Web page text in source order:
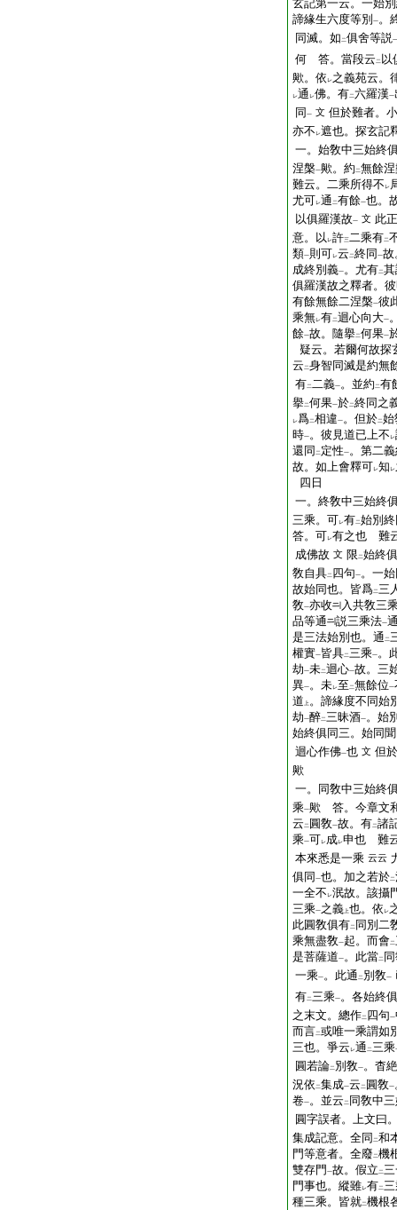
玄記第一云。一始
諦緣生六度等別 一。
同滅。如 二俱舍等説一
何 答。當段云 二 以
歟。依 レ之義苑云。
レ通 レ佛。有二六羅漢一
同 一 文 但於難者。
亦不 レ遮也。探玄記
一。始敎中三始終
涅槃一歟。約 二無餘
難云。二乘所得不 レ
尤可レ通 二有餘一也。
以俱羅漢故一 文 此
意。以 レ許三二乘有二
類一則可レ云 二終同 一故
成終別義一。尤有二
俱羅漢故之釋者。
有餘無餘二涅槃一彼
乘無レ有二迴心向大一
餘一故。隨擧二何果一
疑云。若爾何故探
云 二身智同滅是約無
有二二義一。並約 二有
擧二何果一於二終同之
レ爲二相違一。但於二始
時一。彼見道已上不 レ
還同 二 定性一。第二
故。如上會釋可レ知 レ
四日
一。終敎中三始終
三乘。可レ有二始別
答。可レ有之也 難
成佛故 文 限 二始終
敎自具二 四句一。一
故始同也。皆爲二三
敎一亦收
入共敎三
品等通
説三乘法一
是三法始別也。通 二
權實一皆具二三乘一。
劫一未二迴心一故。三
異一。未レ至 二無餘位一
道
上 。諦緣度不同始
劫一醉二三昧酒一。始
始終俱同三。始同
迴心作佛一也 文 但於
歟
一。同敎中三始終
乘一歟 答。今章文
云 二 圓敎一故。有二諸
乘一可レ成レ申也 難
本來悉是一乘 云云
俱同 一也。加之若於二
一全不 レ泯故。該攝
三乘一之義 上也。依 レ
此圓敎俱有二 同別二
乘無盡敎一起。而會二
是菩薩道一。此當二
一乘一。此通 二 別敎一
有二三乘一。各始終
之末文。總作二 四句一
而言二或唯一乘謂如
三也。爭云 レ通 二三乘
圓若論二 別敎一。杳絶
況依 二集成一云 二 圓敎一
卷一。並云 二 同敎中
圓字誤者。上文曰
集成記意。全同 二和
門等意者。全廢 二機
雙存門 一故。假立 二
門事也。縱雖レ有二
種三乘。皆就二機根